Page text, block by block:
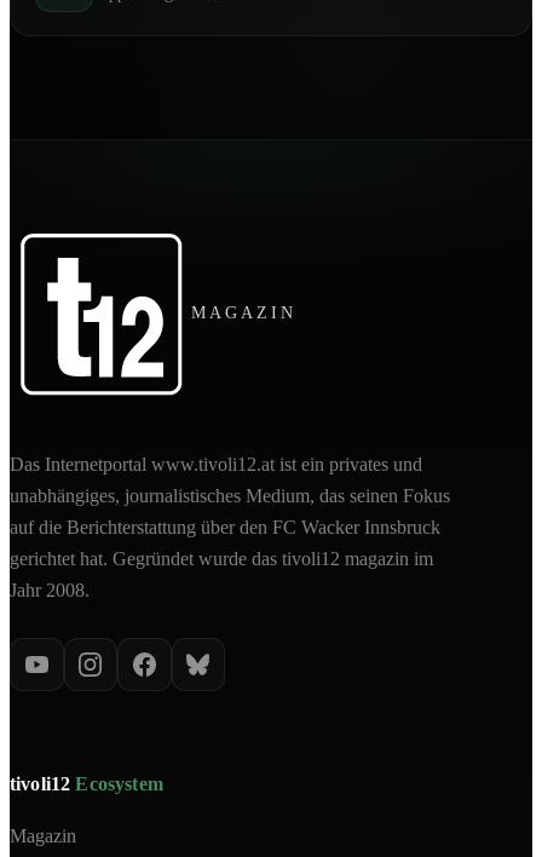
MAGAZIN
Das Internetportal www.tivoli12.at ist ein privates und
unabhängiges, journalistisches Medium, das seinen Fokus
auf die Berichterstattung über den FC Wacker Innsbruck
gerichtet hat. Gegründet wurde das tivoli12 magazin im
Jahr 2008.
tivoli12Ecosystem
Magazin